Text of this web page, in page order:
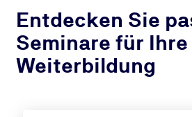
Entdecken Sie
Seminare für Ihre
Weiterbildung